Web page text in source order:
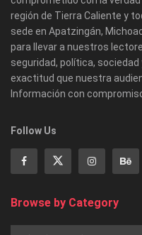
región de Tierra Caliente y
sede en Apatzingán,
para llevar a nuestros
seguridad, política,
exactitud que nuestra
Información con
Follow Us
Browse by Category